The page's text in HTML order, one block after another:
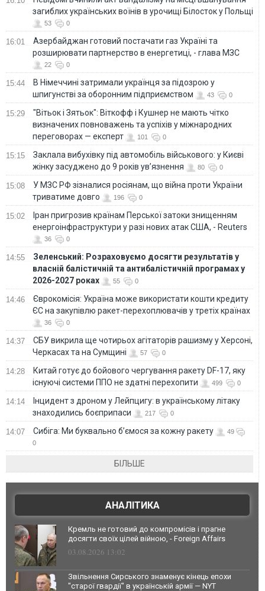
загиблих українських воїнів в урочищі Білосток у Польщі
53 0
16:01
Азербайджан готовий постачати газ Україні та
розширювати партнерство в енергетиці, - глава МЗС
22 0
15:44
В Німеччині затримали українця за підозрою у
шпигунстві за оборонним підприємством
43 0
15:29
"Вітьок і Зятьок": Віткофф і Кушнер не мають чітко
визначених повноважень та успіхів у міжнародних
переговорах — експерт
101 0
15:15
Заклала вибухівку під автомобіль військового: у Києві
жінку засуджено до 9 років ув’язнення
80 0
15:08
У МЗС РФ зізналися росіянам, що війна проти України
триватиме довго
196 0
15:02
Іран пригрозив країнам Перської затоки знищенням
енергоінфраструктури у разі нових атак США, - Reuters
36 0
14:55
Зеленський: Розраховуємо досягти результатів у
власній балістичній та антибалістичній програмах у
2026-2027 роках
55 0
14:46
Єврокомісія: Україна може використати кошти кредиту
ЄС на закупівлю ракет-перехоплювачів у третіх країнах
36 0
14:37
СБУ викрила ще чотирьох агітаторів рашизму у Херсоні,
Черкасах та на Сумщині
57 0
14:28
Китай готує до бойового чергування ракету DF-17, яку
існуючі системи ППО не здатні перехопити
499 0
14:14
Інцидент з дроном у Лейпцигу: в українському літаку
знаходились боєприпаси
217 0
14:07 Сибіга: Ми буквально б’ємося за кожну ракету
49
0
БІЛЬШЕ
АНАЛІТИКА
Кремль не готовий до компромісів і прагне
досягти своїх цілей війною, - Foreign Affairs
03.08.2026 13:02
Звільнення Сирського знаменує кінець епохи
"старої гвардії" в українській армії — NYT